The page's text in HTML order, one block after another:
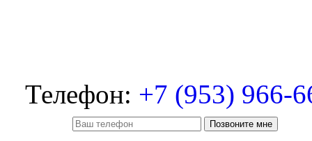
Телефон: +7 (953) 966-
Позвоните мне